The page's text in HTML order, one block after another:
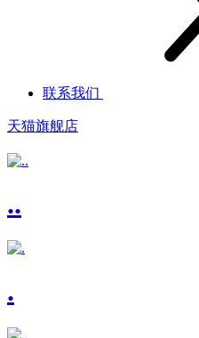
联系我们
天猫旗舰店
..
.